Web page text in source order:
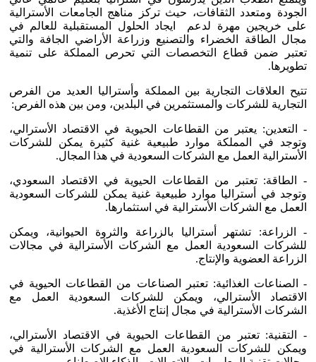
الجودة ومتعدد الثقافات، حيث تركز مناهج الجامعات الأسترالية
على خريجين مهرة لدعم ايجاد الحلول المستقبلية للعالم في
مجال الطاقة الخضراء والتصنيع وزراعة الأراضي الجافة والتي
تعتبر ضمن قطاع التخصصات التي تحرص المملكة على تنمية
تطويرها.
تتيح العلاقات التجارية بين المملكة وأستراليا العديد من الفرص
التجارية للشركات والمستثمرين في البلدين، ومن بين هذه الفرص:
- التعدين: يعتبر من القطاعات الحيوية في الاقتصاد الأسترالي،
وتوجد في المملكة موارد طبيعية غنية كثيرة يمكن للشركات
الأسترالية العمل مع الشركات السعودية في هذا المجال.
- الطاقة: تعتبر من القطاعات الحيوية في الاقتصاد السعودي،
وتوجد في أستراليا موارد طبيعية غنية يمكن للشركات السعودية
العمل مع الشركات الأسترالية في استثمارها.
- الزراعة: تشتهر أستراليا بالزراعة والثروة الحيوانية، ويمكن
للشركات السعودية العمل مع الشركات الأسترالية في مجالات
الزراعة العضوية والإنتاج.
- الصناعات الغذائية: تعتبر الصناعات من القطاعات الحيوية في
الاقتصاد الأسترالي، ويمكن للشركات السعودية العمل مع
الشركات الأسترالية في مجال إنتاج الأغذية.
- التقنية: تعتبر من القطاعات الحيوية في الاقتصاد الأسترالي،
ويمكن للشركات السعودية العمل مع الشركات الأسترالية في